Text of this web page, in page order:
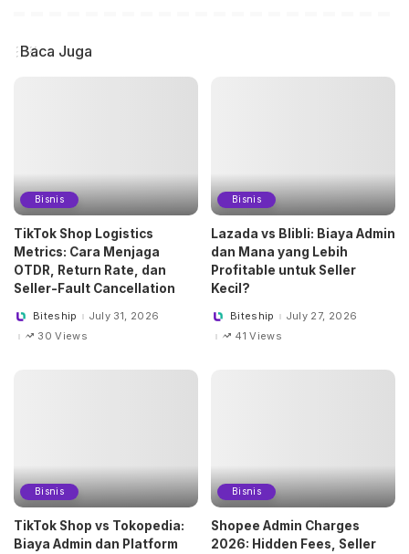
Baca Juga
Bisnis
TikTok Shop Logistics
Metrics: Cara Menjaga
OTDR, Return Rate, dan
Seller-Fault Cancellation
PostedBiteship
July 31, 2026
30 Views
Bisnis
Lazada vs Blibli: Biaya Admin
dan Mana yang Lebih
Profitable untuk Seller
Kecil?
PostedBiteship
July 27, 2026
41 Views
Bisnis
TikTok Shop vs Tokopedia:
Biaya Admin dan Platform
Bisnis
Shopee Admin Charges
2026: Hidden Fees, Seller